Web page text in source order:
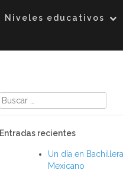
Niveles educativos
Buscar:
Entradas recientes
Un día en
Mexicano